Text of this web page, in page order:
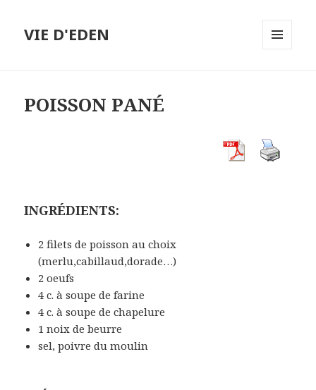
VIE D'EDEN
POISSON PANÉ
INGRÉDIENTS:
2 filets de poisson au choix
(merlu,cabillaud,dorade…)
2 oeufs
4 c. à soupe de farine
4 c. à soupe de chapelure
1 noix de beurre
sel, poivre du moulin